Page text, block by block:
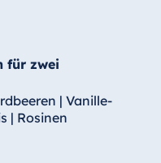
für zwei
| Vanille-
| Rosinen